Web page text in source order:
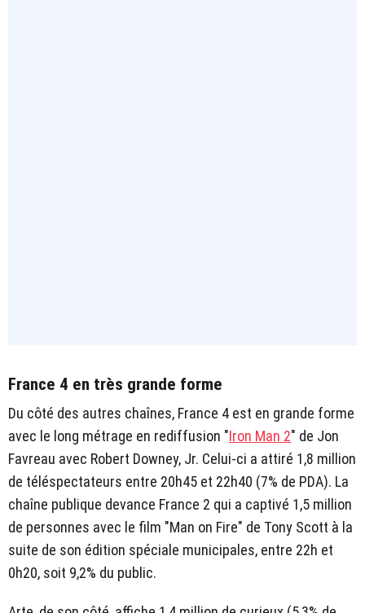
France 4 en très grande forme
Du côté des autres chaînes, France 4 est en grande forme
avec le long métrage en rediffusion "Iron Man 2" de Jon
Favreau avec Robert Downey, Jr. Celui-ci a attiré 1,8 million
de téléspectateurs entre 20h45 et 22h40 (7% de PDA). La
chaîne publique devance France 2 qui a captivé 1,5 million
de personnes avec le film "Man on Fire" de Tony Scott à la
suite de son édition spéciale municipales, entre 22h et
0h20, soit 9,2% du public.